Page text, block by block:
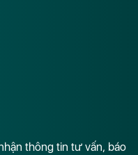
thông tin tư vấn, báo